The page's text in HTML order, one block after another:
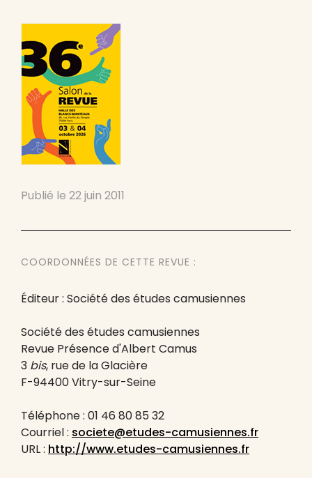
Publié le 22 juin 2011
COORDONNÉES DE CETTE REVUE :
Éditeur : Société des études camusiennes
Société des études camusiennes
Revue Présence d'Albert Camus
3 bis, rue de la Glacière
F-94400 Vitry-sur-Seine
Téléphone : 01 46 80 85 32
Courriel : societe@etudes-camusiennes.fr
URL : http://www.etudes-camusiennes.fr